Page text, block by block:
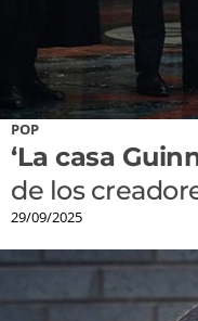
POP
‘La casa
de los
29/09/2025